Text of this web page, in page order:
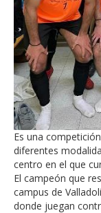
Es una
diferentes
centro en el que
El campeón que
campus de
donde juegan